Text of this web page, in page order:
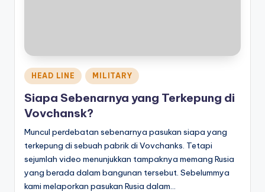
Posted
in
HEAD LINE MILITARY
Siapa Sebenarnya yang Terkepung di
Vovchansk?
Muncul perdebatan sebenarnya pasukan siapa yang
terkepung di sebuah pabrik di Vovchanks. Tetapi
sejumlah video menunjukkan tampaknya memang Rusia
yang berada dalam bangunan tersebut. Sebelummya
kami melaporkan pasukan Rusia dalam…